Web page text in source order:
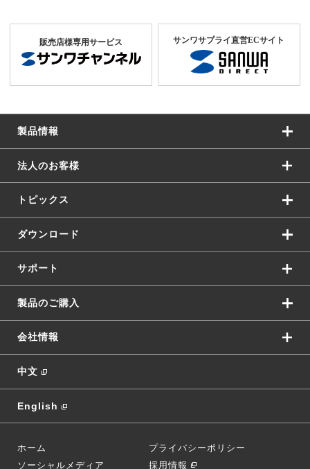
販売店様専用サービス サンワサプライ直営ECサイト
製品情報
法人のお客様
トピックス
ダウンロード
サポート
製品のご購入
会社情報
中文
English
ホーム
プライバシーポリシー
ソーシャルメディア
採用情報